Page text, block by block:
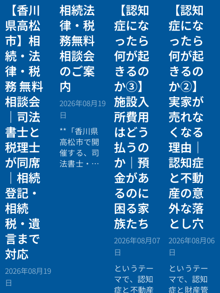
【香川
県高松
市】相
続・法
律・税
務 無料
相談会
｜司法
書士と
税理士
が同席
｜相続
登記・
相続
税・遺
言まで
対応
2026年08月19
日
相続法
律・税
務無料
相談会
のご案
内
2026年08月19
日
**「香川県
高松市で開
催する、司
法書士・税
【認知
症にな
ったら
何が起
きるの
か③】
施設入
所費用
はどう
払うの
か｜預
金があ
るのに
困る家
族たち
2026年08月07
日
というテー
マで、認知
症と不動産
【認知
症にな
ったら
何が起
きるの
か②】
実家が
売れな
くなる
理由｜
認知症
と不動
産の意
外な落
とし穴
2026年08月06
日
というテー
マで、認知
症と財産管